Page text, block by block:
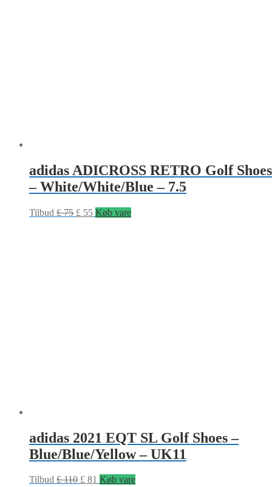
adidas ADICROSS RETRO Golf Shoes
– White/White/Blue – 7.5
Tilbud £75 £ 55 Køb vare
adidas 2021 EQT SL Golf Shoes –
Blue/Blue/Yellow – UK11
Tilbud £110 £ 81 Køb vare